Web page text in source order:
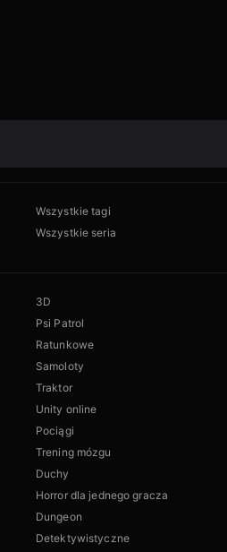
Wszystkie tagi
Wszystkie seria
3D
Psi Patrol
Ratunkowe
Samoloty
Traktor
Unity online
Pociągi
Trening mózgu
Duchy
Horror dla jednego gracza
Dungeon
Detektywistyczne